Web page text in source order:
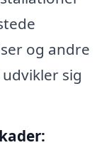
og andre
sig